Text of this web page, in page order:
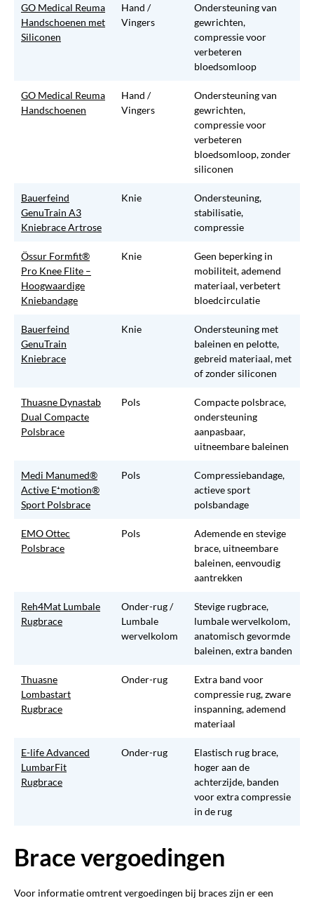
GO Medical Reuma
Handschoenen met
Siliconen
Hand /
Vingers
Ondersteuning van
gewrichten,
compressie voor
verbeteren
bloedsomloop
GO Medical Reuma
Handschoenen
Hand /
Vingers
Ondersteuning van
gewrichten,
compressie voor
verbeteren
bloedsomloop, zonder
siliconen
Bauerfeind
GenuTrain A3
Kniebrace Artrose
Knie
Ondersteuning,
stabilisatie,
compressie
Össur Formfit®
Pro Knee Flite –
Hoogwaardige
Kniebandage
Knie
Geen beperking in
mobiliteit, ademend
materiaal, verbetert
bloedcirculatie
Bauerfeind
GenuTrain
Kniebrace
Knie
Ondersteuning met
baleinen en pelotte,
gebreid materiaal, met
of zonder siliconen
Thuasne Dynastab
Dual Compacte
Polsbrace
Pols
Compacte polsbrace,
ondersteuning
aanpasbaar,
uitneembare baleinen
Medi Manumed®
Active E⁺motion®
Sport Polsbrace
Pols
Compressiebandage,
actieve sport
polsbandage
EMO Ottec
Polsbrace
Pols
Ademende en stevige
brace, uitneembare
baleinen, eenvoudig
aantrekken
Reh4Mat Lumbale
Rugbrace
Onder-rug /
Lumbale
wervelkolom
Stevige rugbrace,
lumbale wervelkolom,
anatomisch gevormde
baleinen, extra banden
Thuasne
Lombastart
Rugbrace
Onder-rug
Extra band voor
compressie rug, zware
inspanning, ademend
materiaal
E-life Advanced
LumbarFit
Rugbrace
Onder-rug
Elastisch rug brace,
hoger aan de
achterzijde, banden
voor extra compressie
in de rug
Brace vergoedingen
Voor informatie omtrent vergoedingen bij braces zijn er een